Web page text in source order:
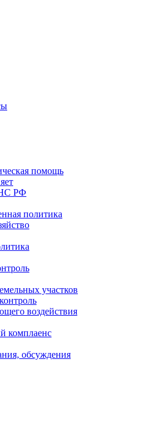
помощь
РФ
политика
участков
воздействия
комплаенс
обсуждения